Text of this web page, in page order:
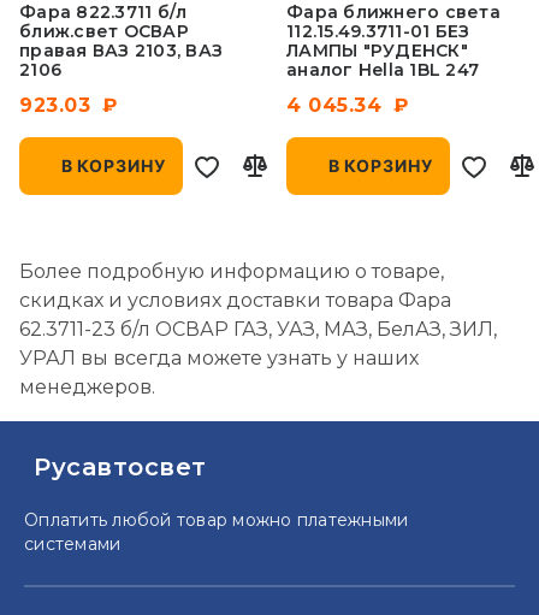
Фара 822.3711 б/л
ближ.свет ОСВАР
правая ВАЗ 2103, ВАЗ
2106
923.03
В КОРЗИНУ
Фара ближнего света
112.15.49.3711-01 БЕЗ
ЛАМПЫ "РУДЕНСК"
аналог Hella 1BL 247
04
4 045.34
В КОРЗИНУ
Более подробную информацию о товаре,
скидках и условиях доставки товара Фара
62.3711-23 б/л ОСВАР ГАЗ, УАЗ, МАЗ, БелАЗ, ЗИЛ,
УРАЛ вы всегда можете узнать у наших
менеджеров.
Русавтосвет
Оплатить любой товар можно платежными
системами